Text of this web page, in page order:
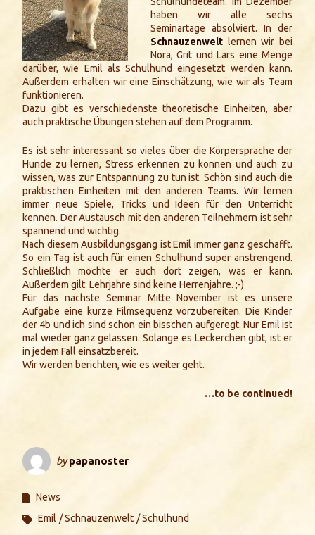
haben wir alle sechs
Seminartage absolviert. In der
Schnauzenwelt lernen wir bei
Nora, Grit und Lars eine Menge
darüber, wie Emil als Schulhund eingesetzt werden kann.
Außerdem erhalten wir eine Einschätzung, wie wir als Team
funktionieren.
Dazu gibt es verschiedenste theoretische Einheiten, aber
auch praktische Übungen stehen auf dem Programm.
Es ist sehr interessant so vieles über die Körpersprache der
Hunde zu lernen, Stress erkennen zu können und auch zu
wissen, was zur Entspannung zu tun ist. Schön sind auch die
praktischen Einheiten mit den anderen Teams. Wir lernen
immer neue Spiele, Tricks und Ideen für den Unterricht
kennen. Der Austausch mit den anderen Teilnehmern ist sehr
spannend und wichtig.
Nach diesem Ausbildungsgang ist Emil immer ganz geschafft.
So ein Tag ist auch für einen Schulhund super anstrengend.
Schließlich möchte er auch dort zeigen, was er kann.
Außerdem gilt: Lehrjahre sind keine Herrenjahre. ;-)
Für das nächste Seminar Mitte November ist es unsere
Aufgabe eine kurze Filmsequenz vorzubereiten. Die Kinder
der 4b und ich sind schon ein bisschen aufgeregt. Nur Emil ist
mal wieder ganz gelassen. Solange es Leckerchen gibt, ist er
in jedem Fall einsatzbereit.
Wir werden berichten, wie es weiter geht.
…to be continued!
bypapanoster
News
Emil
Schnauzenwelt Schulhund